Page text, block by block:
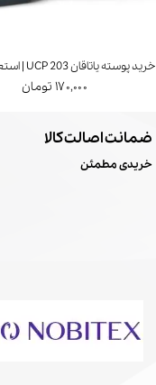
خرید پوسته یاتاقان UCP 203 | استعلام قیمت
۱۷۰,۰۰۰ تومان
ضمانت اصالت کالا
خریدی مطمئن